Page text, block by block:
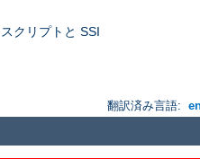
クリプトと SSI
翻訳済み言語: